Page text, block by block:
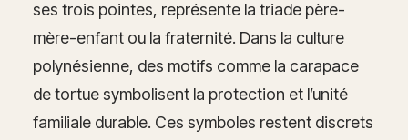
ses trois pointes, représente la triade père-
mère-enfant ou la fraternité. Dans la culture
polynésienne, des motifs comme la carapace
de tortue symbolisent la protection et l’unité
familiale durable. Ces symboles restent discrets